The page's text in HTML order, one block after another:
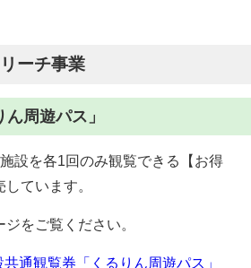
ーチ事業
周遊パス」
設を各1回のみ観覧できる【お得
ています。
をご覧ください。
通観覧券「くるりん周遊パス」